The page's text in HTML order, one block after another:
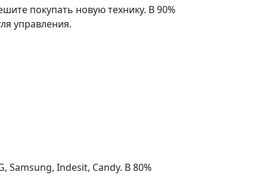
покупать новую технику. В 90%
управления.
Samsung, Indesit, Candy. В 80%